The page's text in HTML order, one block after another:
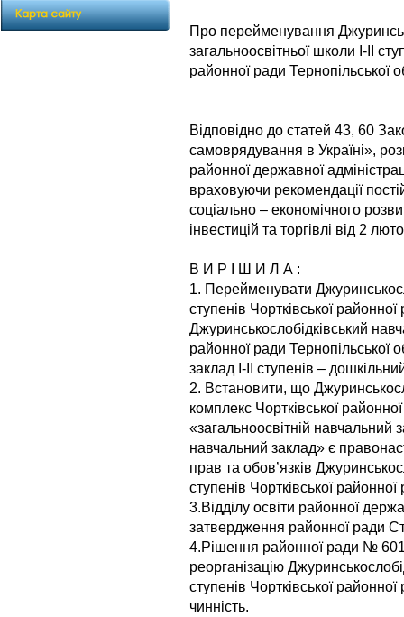
Про перейменування
загальноосвітньої школи І-ІІ
районної ради Тернопільської
Відповідно до статей 43, 60
самоврядування в Україні»,
районної державної
враховуючи рекомендації
соціально – економічного
інвестицій та торгівлі від 2
В И Р І Ш И Л А :
1. Перейменувати
ступенів Чортківської
Джуринськослобідківський
районної ради Тернопільської
заклад І-ІІ ступенів –
2. Встановити, що
комплекс Чортківської
«загальноосвітній навчальний
навчальний заклад» є
прав та обов’язків
ступенів Чортківської
3.Відділу освіти районної
затвердження районної ради
4.Рішення районної ради №
реорганізацію
ступенів Чортківської
чинність.